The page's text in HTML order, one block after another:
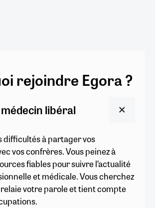
rejoindre Egora ?
libéral
difficultés à partager vos
vos confrères. Vous peinez à
fiables pour suivre l’actualité
et médicale. Vous cherchez
votre parole et tient compte